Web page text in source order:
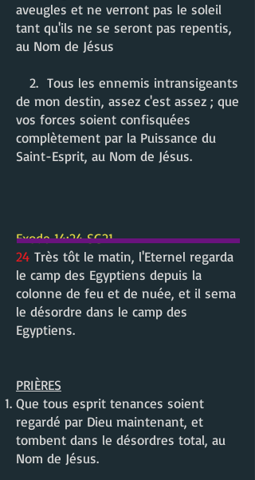
aveugles et ne verront pas le soleil
tant qu'ils ne se seront pas repentis,
au Nom de Jésus
2. Tous les ennemis intransigeants
de mon destin, assez c'est assez ; que
vos forces soient confisquées
complètement par la Puissance du
Saint-Esprit, au Nom de Jésus.
Exode 14:24 SG21
24 Très tôt le matin, l'Eternel regarda
le camp des Egyptiens depuis la
colonne de feu et de nuée, et il sema
le désordre dans le camp des
Egyptiens.
PRIÈRES
Que tous esprit tenances soient
regardé par Dieu maintenant, et
tombent dans le désordres total, au
Nom de Jésus.